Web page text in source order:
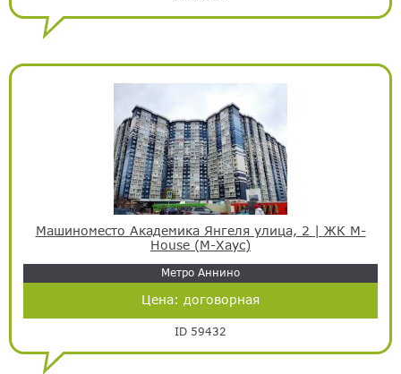
Машиноместо Академика Янгеля улица, 2 | ЖК М-
House (М-Хаус)
Метро Аннино
Цена: договорная
ID 59432